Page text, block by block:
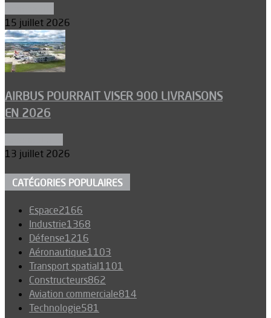
15 juillet 2026
AIRBUS POURRAIT VISER 900 LIVRAISONS
EN 2026
13 juillet 2026
CATÉGORIES POPULAIRES
Espace2166
Industrie1368
Défense1216
Aéronautique1103
Transport spatial1101
Constructeurs862
Aviation commerciale814
Technologie581